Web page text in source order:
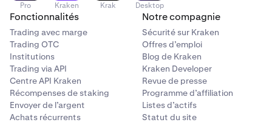
Pro Kraken Krak Desktop
Fonctionnalités
Trading avec marge
Trading OTC
Institutions
Trading via API
Centre API Kraken
Récompenses de staking
Envoyer de l’argent
Achats récurrents
Notre compagnie
Sécurité sur Kraken
Offres d’emploi
Blog de Kraken
Kraken Developer
Revue de presse
Programme d’affiliation
Listes d’actifs
Statut du site